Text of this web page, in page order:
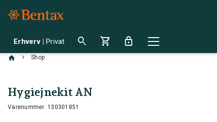
Erhverv | Privat search shopping_cart lock
chevron_right Shop
Hygiejnekit AN
Varenummer: 130301851